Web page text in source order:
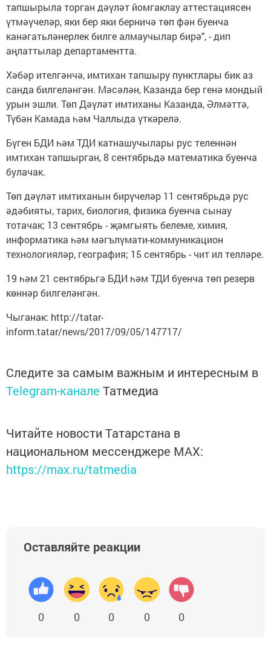
тапшырыла торган дәүләт йомгаклау аттестациясен
үтмәүчеләр, яки бер яки берничә төп фән буенча
канәгатьләнерлек билге алмаучылар бирә", - дип
аңлаттылар департаментта.
Хәбәр ителгәнчә, имтихан тапшыру пунктлары бик аз
санда билгеләнгән. Мәсәлән, Казанда бер генә мондый
урын эшли. Төп Дәүләт имтиханы Казанда, Әлмәттә,
Түбән Камада һәм Чаллыда үткәрелә.
Бүген БДИ һәм ТДИ катнашучылары рус теленнән
имтихан тапшырган, 8 сентябрьдә математика буенча
булачак.
Төп дәүләт имтиханын бирүчеләр 11 сентябрьдә рус
әдәбияты, тарих, биология, физика буенча сынау
тотачак; 13 сентябрь - җәмгыять белеме, химия,
информатика һәм мәгълүмати-коммуникацион
технологияләр, география; 15 сентябрь - чит ил телләре.
19 һәм 21 сентябрьгә БДИ һәм ТДИ буенча төп резерв
көннәр билгеләнгән.
Чыганак: http://tatar-
inform.tatar/news/2017/09/05/147717/
Следите за самым важным и интересным в
Telegram-канале Татмедиа
Читайте новости Татарстана в
национальном мессенджере MАХ:
https://max.ru/tatmedia
Оставляйте реакции
0 0 0 0 0